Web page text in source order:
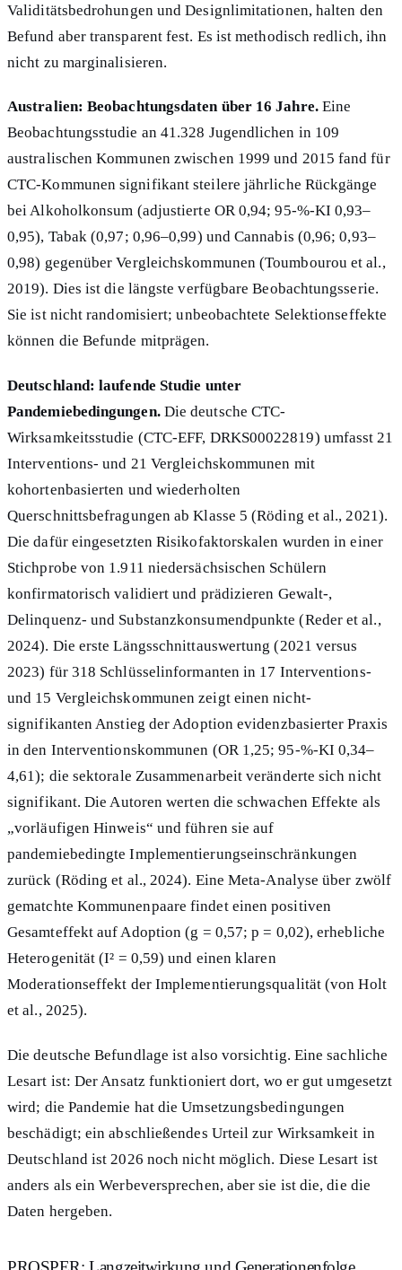
Validitätsbedrohungen und Designlimitationen, halten den
Befund aber transparent fest. Es ist methodisch redlich, ihn
nicht zu marginalisieren.
Australien: Beobachtungsdaten über 16 Jahre.Eine
Beobachtungsstudie an 41.328 Jugendlichen in 109
australischen Kommunen zwischen 1999 und 2015 fand für
CTC-Kommunen signifikant steilere jährliche Rückgänge
bei Alkoholkonsum (adjustierte OR 0,94; 95-%-KI 0,93–
0,95), Tabak (0,97; 0,96–0,99) und Cannabis (0,96; 0,93–
0,98) gegenüber Vergleichskommunen (Toumbourou et al.,
2019). Dies ist die längste verfügbare Beobachtungsserie.
Sie ist nicht randomisiert; unbeobachtete Selektionseffekte
können die Befunde mitprägen.
Deutschland: laufende Studie unter
Pandemiebedingungen.Die deutsche CTC-
Wirksamkeitsstudie (CTC-EFF, DRKS00022819) umfasst 21
Interventions- und 21 Vergleichskommunen mit
kohortenbasierten und wiederholten
Querschnittsbefragungen ab Klasse 5 (Röding et al., 2021).
Die dafür eingesetzten Risikofaktorskalen wurden in einer
Stichprobe von 1.911 niedersächsischen Schülern
konfirmatorisch validiert und prädizieren Gewalt-,
Delinquenz- und Substanzkonsumendpunkte (Reder et al.,
2024). Die erste Längsschnittauswertung (2021 versus
2023) für 318 Schlüsselinformanten in 17 Interventions-
und 15 Vergleichskommunen zeigt einen nicht-
signifikanten Anstieg der Adoption evidenzbasierter Praxis
in den Interventionskommunen (OR 1,25; 95-%-KI 0,34–
4,61); die sektorale Zusammenarbeit veränderte sich nicht
signifikant. Die Autoren werten die schwachen Effekte als
„vorläufigen Hinweis“ und führen sie auf
pandemiebedingte Implementierungseinschränkungen
zurück (Röding et al., 2024). Eine Meta-Analyse über zwölf
gematchte Kommunenpaare findet einen positiven
Gesamteffekt auf Adoption (g = 0,57; p = 0,02), erhebliche
Heterogenität (I² = 0,59) und einen klaren
Moderationseffekt der Implementierungsqualität (von Holt
et al., 2025).
Die deutsche Befundlage ist also vorsichtig. Eine sachliche
Lesart ist: Der Ansatz funktioniert dort, wo er gut umgesetzt
wird; die Pandemie hat die Umsetzungsbedingungen
beschädigt; ein abschließendes Urteil zur Wirksamkeit in
Deutschland ist 2026 noch nicht möglich. Diese Lesart ist
anders als ein Werbeversprechen, aber sie ist die, die die
Daten hergeben.